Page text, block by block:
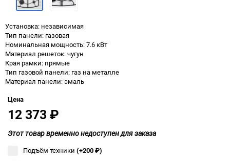
Установка: независимая
Тип панели: газовая
Номинальная мощность: 7.6 кВт
Материал решеток: чугун
Края рамки: прямые
Тип газовой панели: газ на металле
Материал панели: эмаль
Цена
12 373 ₽
Этот товар временно недоступен для заказа
Подъём техники (+200₽)